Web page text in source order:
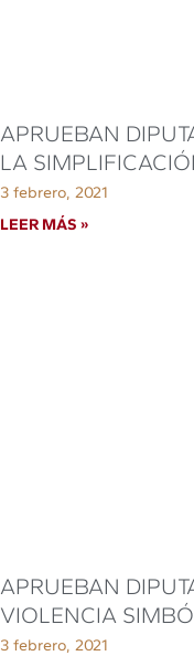
APRUEBAN
LA
3 febrero, 2021
LEER MÁS »
APRUEBAN
VIOLENCIA
3 febrero, 2021